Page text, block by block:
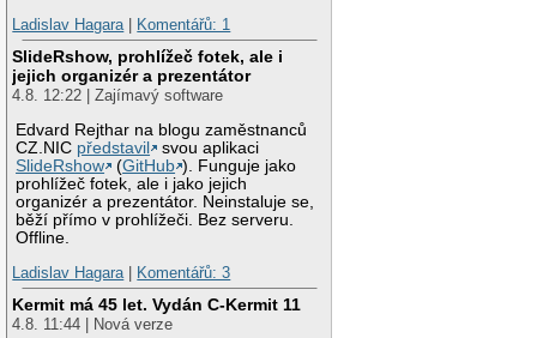
Ladislav Hagara| Komentářů: 1
SlideRshow, prohlížeč fotek, ale i
jejich organizér a prezentátor
4.8. 12:22 | Zajímavý software
Edvard Rejthar na blogu zaměstnanců
CZ.NIC představil
svou aplikaci
SlideRshow
(GitHub ). Funguje jako
prohlížeč fotek, ale i jako jejich
organizér a prezentátor. Neinstaluje se,
běží přímo v prohlížeči. Bez serveru.
Offline.
Ladislav Hagara| Komentářů: 3
Kermit má 45 let. Vydán C-Kermit 11
4.8. 11:44 | Nová verze